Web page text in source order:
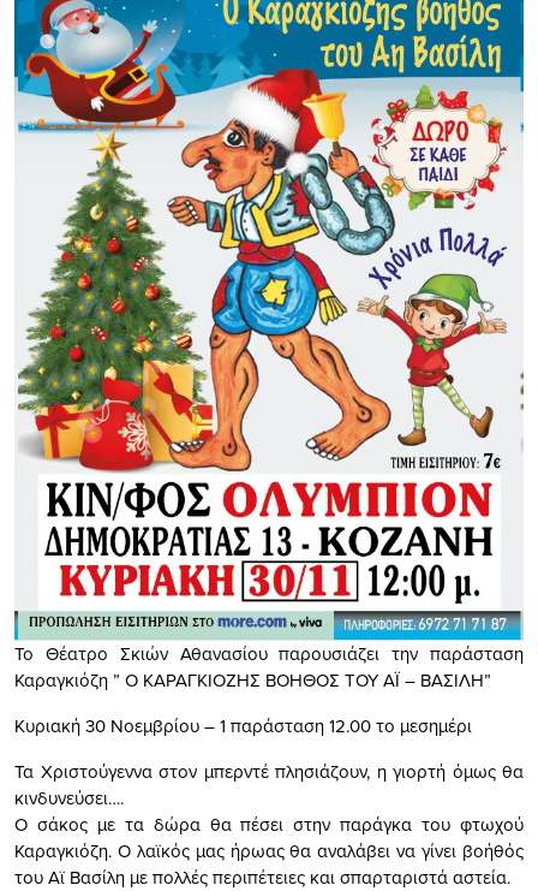
Το Θέατρο Σκιών Αθανασίου παρουσιάζει την παράσταση
Καραγκιόζη ” Ο ΚΑΡΑΓΚΙΟΖΗΣ ΒΟΗΘΟΣ ΤΟΥ ΑΪ – ΒΑΣΙΛΗ”
Κυριακή 30 Νοεμβρίου – 1 παράσταση 12.00 το μεσημέρι
Τα Χριστούγεννα στον μπερντέ πλησιάζουν, η γιορτή όμως θα
κινδυνεύσει….
Ο σάκος με τα δώρα θα πέσει στην παράγκα του φτωχού
Καραγκιόζη. Ο λαϊκός μας ήρωας θα αναλάβει να γίνει βοήθός
του Αϊ Βασίλη με πολλές περιπέτειες και σπαρταριστά αστεία.